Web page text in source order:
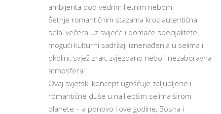
ambijenta pod vedrim ljetnim nebom.
Šetnje romantičnim stazama kroz autentična
sela, večera uz svijeće i domaće specijalitete,
mogući kulturni sadržaji iznenađenja u selima i
okolini, svjež zrak, zvjezdano nebo i nezaboravna
atmosfera!
Ovaj svjetski koncept ugošćuje zaljubljene i
romantične duše u najljepšim selima širom
planete – a ponovo i ove godine, Bosna i